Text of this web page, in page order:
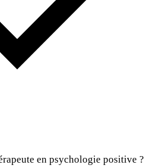
en psychologie positive ?